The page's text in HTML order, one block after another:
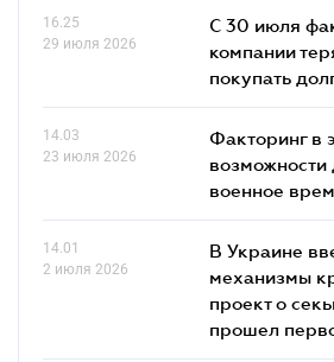
16.25
29 июля 2026
С 30 июля
компании
покупать
14.03
23 июля 2026
Факторинг в
возможности
военное
14.01
2 июля 2026
В Украине
механизмы
проект о
прошел